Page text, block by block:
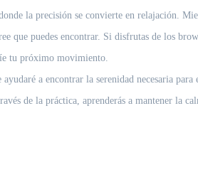
la precisión se convierte en relajación.
que puedes encontrar. Si disfrutas de los
tu próximo movimiento.
a encontrar la serenidad necesaria para
de la práctica, aprenderás a mantener la